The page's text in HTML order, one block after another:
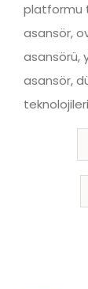
platformu
asansör,
asansörü,
asansör,